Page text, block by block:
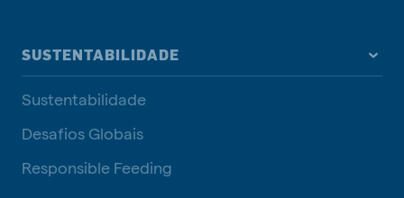
SUSTENTABILIDADE
Sustentabilidade
Desafios Globais
Responsible Feeding